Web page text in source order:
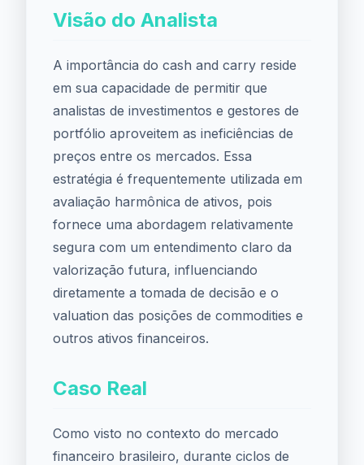
Visão do Analista
A importância do cash and carry reside
em sua capacidade de permitir que
analistas de investimentos e gestores de
portfólio aproveitem as ineficiências de
preços entre os mercados. Essa
estratégia é frequentemente utilizada em
avaliação harmônica de ativos, pois
fornece uma abordagem relativamente
segura com um entendimento claro da
valorização futura, influenciando
diretamente a tomada de decisão e o
valuation das posições de commodities e
outros ativos financeiros.
Caso Real
Como visto no contexto do mercado
financeiro brasileiro, durante ciclos de